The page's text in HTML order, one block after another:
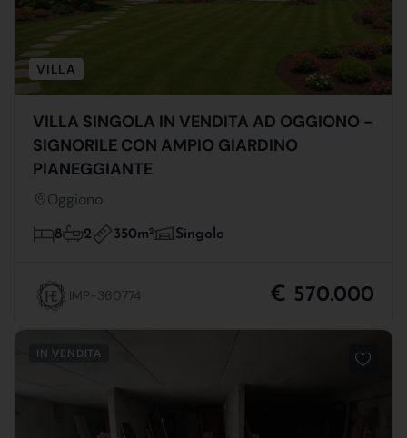
VILLA
VILLA SINGOLA IN VENDITA AD OGGIONO -
SIGNORILE CON AMPIO GIARDINO
PIANEGGIANTE
Oggiono
8 2 350m2 Singolo
IMP-360774 € 570.000
IN VENDITA